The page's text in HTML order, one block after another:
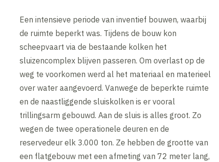
Een intensieve periode van inventief bouwen, waarbij
de ruimte beperkt was. Tijdens de bouw kon
scheepvaart via de bestaande kolken het
sluizencomplex blijven passeren. Om overlast op de
weg te voorkomen werd al het materiaal en materieel
over water aangevoerd. Vanwege de beperkte ruimte
en de naastliggende sluiskolken is er vooral
trillingsarm gebouwd. Aan de sluis is alles groot. Zo
wegen de twee operationele deuren en de
reservedeur elk 3.000 ton. Ze hebben de grootte van
een flatgebouw met een afmeting van 72 meter lang,